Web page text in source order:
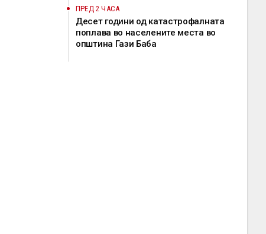
ПРЕД 2 ЧАСА
Десет години од катастрофалната
поплава во населените места во
општина Гази Баба